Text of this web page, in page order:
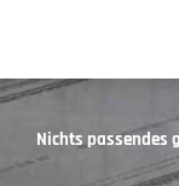
Nichts passendes